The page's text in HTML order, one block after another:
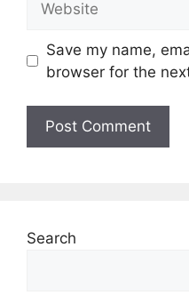
Save my name,
browser for the
Search